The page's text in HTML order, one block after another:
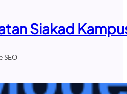
Siakad
SEO